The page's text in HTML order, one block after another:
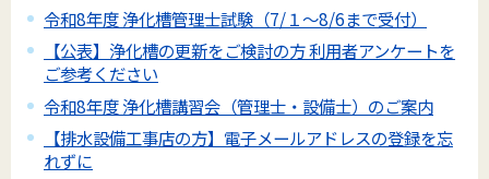
令和8年度 浄化槽管理士試験（7/１～8/6まで受付）
【公表】浄化槽の更新をご検討の方 利用者アンケートを
ご参考ください
令和8年度 浄化槽講習会（管理士・設備士）のご案内
【排水設備工事店の方】電子メールアドレスの登録を忘
れずに